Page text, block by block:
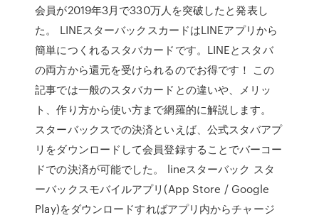
会員が2019年3月で330万人を突破したと発表し
た。 LINEスターバックスカードはLINEアプリから
簡単につくれるスタバカードです。LINEとスタバ
の両方から還元を受けられるのでお得です！ この
記事では一般のスタバカードとの違いや、メリッ
ト、作り方から使い方まで網羅的に解説します。
スターバックスでの決済といえば、公式スタバアプ
リをダウンロードして会員登録することでバーコー
ドでの決済が可能でした。 lineスターバック スタ
ーバックスモバイルアプリ(App Store / Google
Play)をダウンロードすればアプリ内からチャージ